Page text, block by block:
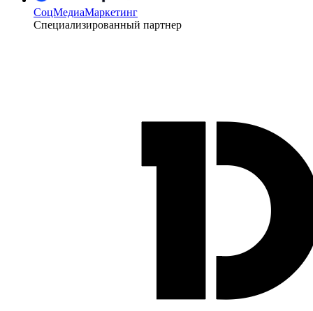
СоцМедиаМаркетинг
Специализированный партнер